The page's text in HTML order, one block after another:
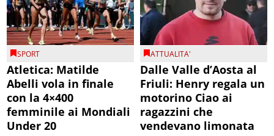
SPORT
Atletica: Matilde
Abelli vola in finale
con la 4×400
femminile ai Mondiali
Under 20
ATTUALITA'
Dalle Valle d’Aosta al
Friuli: Henry regala un
motorino Ciao ai
ragazzini che
vendevano limonata